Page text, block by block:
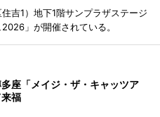
吉1）地下1階サンプラザステージ
」が開催されている。
座「メイジ・ザ・キャッツア
福